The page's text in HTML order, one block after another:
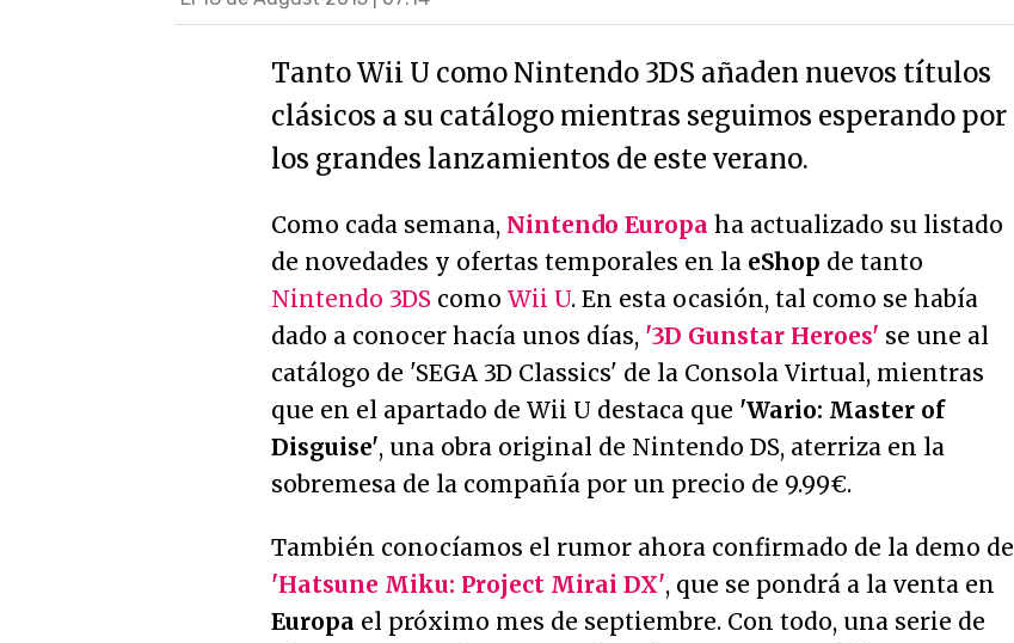
Tanto Wii U como Nintendo 3DS añaden nuevos títulos
clásicos a su catálogo mientras seguimos esperando por
los grandes lanzamientos de este verano.
Como cada semana, Nintendo Europa ha actualizado su listado
de novedades y ofertas temporales en la eShop de tanto
Nintendo 3DS como Wii U. En esta ocasión, tal como se había
dado a conocer hacía unos días, '3D Gunstar Heroes' se une al
catálogo de 'SEGA 3D Classics' de la Consola Virtual, mientras
que en el apartado de Wii U destaca que 'Wario: Master of
Disguise', una obra original de Nintendo DS, aterriza en la
sobremesa de la compañía por un precio de 9.99€.
También conocíamos el rumor ahora confirmado de la demo de
'Hatsune Miku: Project Mirai DX', que se pondrá a la venta en
Europa el próximo mes de septiembre. Con todo, una serie de